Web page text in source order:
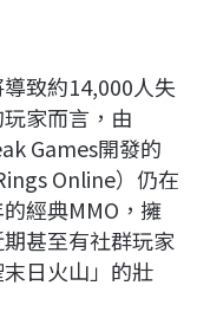
致約14,000人失
家而言，由
Games開發的
Online）仍在
經典MMO，擁
甚至有社群玩家
日火山」的壯